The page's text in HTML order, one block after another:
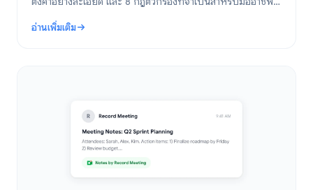
อ่านเพิ่มเติม
: Gmail Filters: วิธีตั้งค่ากฎและจัดระเบียบกล่องจดหมายของคุณโดยอั